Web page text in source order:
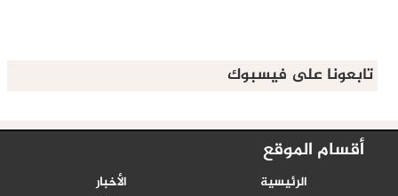
تابعونا على فيسبوك
أقسام الموقع
الرئيسية
الأخبار